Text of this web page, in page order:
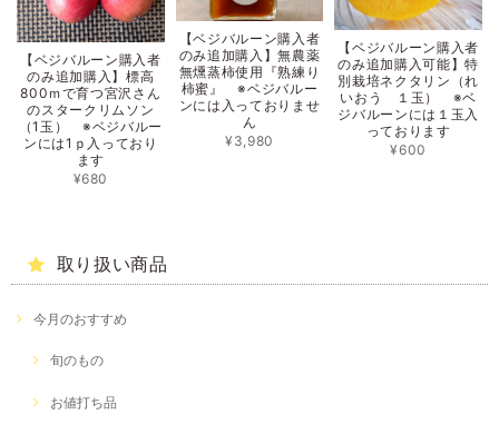
【ベジバルーン購入者
のみ追加購入】標高
800ｍで育つ宮沢さん
のスタークリムソン
（1玉） ※ベジバルー
ンには1ｐ入っており
ます
¥680
【ベジバルーン購入者
のみ追加購入】無農薬
無燻蒸柿使用『熟練り
柿蜜』 ※ベジバルー
ンには入っておりませ
ん
¥3,980
【ベジバルーン購入者
のみ追加購入可能】特
別栽培ネクタリン（れ
いおう １玉） ※ベ
ジバルーンには１玉入
っております
¥600
取り扱い商品
今月のおすすめ
旬のもの
お値打ち品